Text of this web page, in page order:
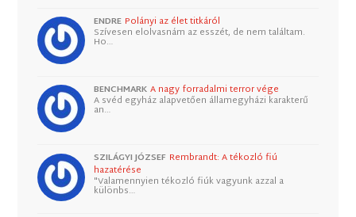
ENDRE Polányi az élet titkáról
Szívesen elolvasnám az esszét, de nem találtam.
Ho…
BENCHMARK A nagy forradalmi terror vége
A svéd egyház alapvetően államegyházi karakterű
an…
SZILÁGYI JÓZSEF Rembrandt: A tékozló fiú
hazatérése
"Valamennyien tékozló fiúk vagyunk azzal a
különbs…